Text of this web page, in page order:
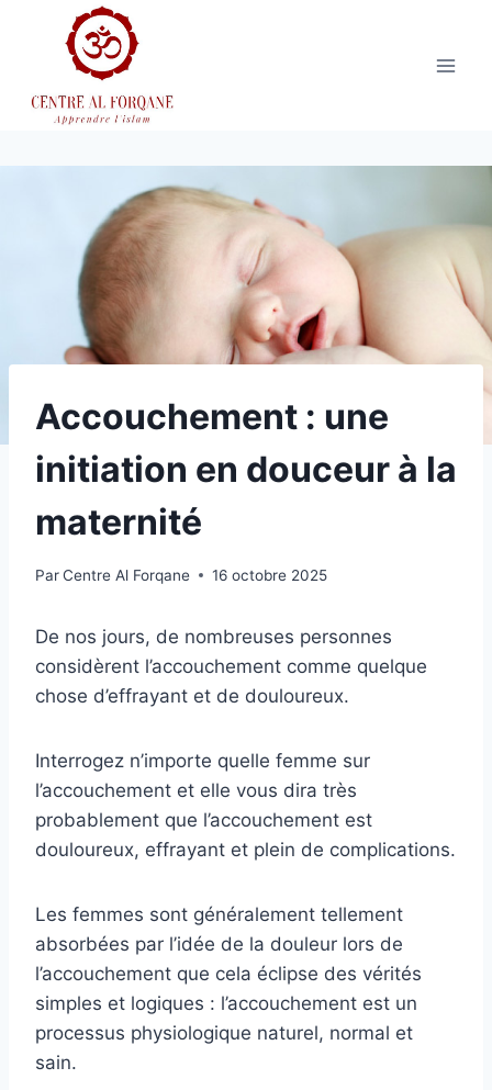
Accouchement : une
initiation en douceur à la
maternité
ParCentre Al Forqane 16 octobre 2025
De nos jours, de nombreuses personnes
considèrent l’accouchement comme quelque
chose d’effrayant et de douloureux.
Interrogez n’importe quelle femme sur
l’accouchement et elle vous dira très
probablement que l’accouchement est
douloureux, effrayant et plein de complications.
Les femmes sont généralement tellement
absorbées par l’idée de la douleur lors de
l’accouchement que cela éclipse des vérités
simples et logiques : l’accouchement est un
processus physiologique naturel, normal et
sain.